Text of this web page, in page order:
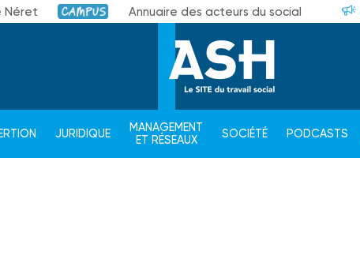
Néret Campus Annuaire des acteurs du social
JURIDIQUE
MANAGEMENT
ET RÉSEAUX
SOCIÉTÉ PODCASTS